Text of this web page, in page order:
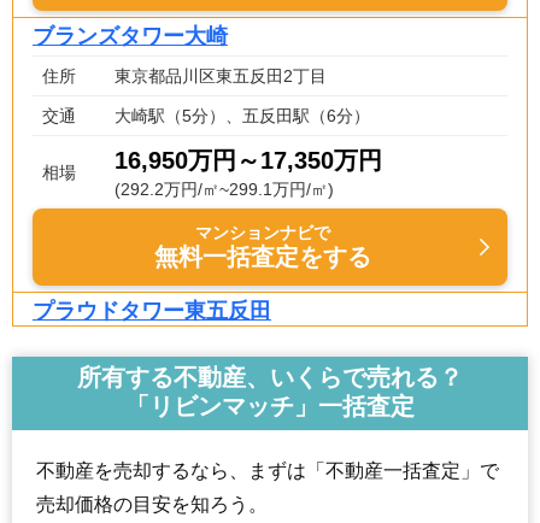
ブランズタワー大崎
住所 東京都品川区東五反田2丁目
交通 大崎駅（5分）、五反田駅（6分）
相場 16,950万円～17,350万円
(292.2万円/㎡~299.1万円/㎡)
マンションナビで
無料一括査定をする
プラウドタワー東五反田
五反田駅（3分）
18,750万円～19,150万円
(220.6万円/㎡~225.3万円/㎡)
マンションナビで
所有する不動産、いくらで売れる？
「リビンマッチ」一括査定
不動産を売却するなら、まずは「不動産一括査定」で
売却価格の目安を知ろう。